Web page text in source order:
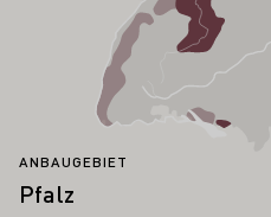
ANBAUGEBIET
Pfalz